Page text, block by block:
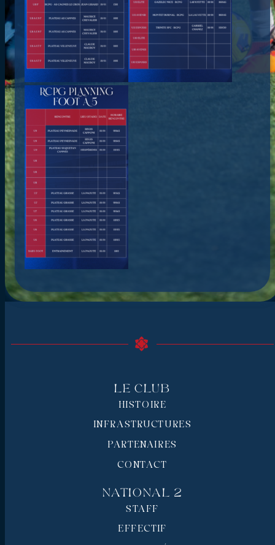
Le Club
HISTOIRE
INFRASTRUCTURES
PARTENAIRES
CONTACT
National 2
STAFF
EFFECTIF